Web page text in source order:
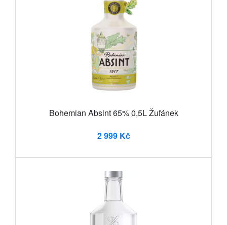
Bohemian Absint 65% 0,5L Žufánek
2 999 Kč